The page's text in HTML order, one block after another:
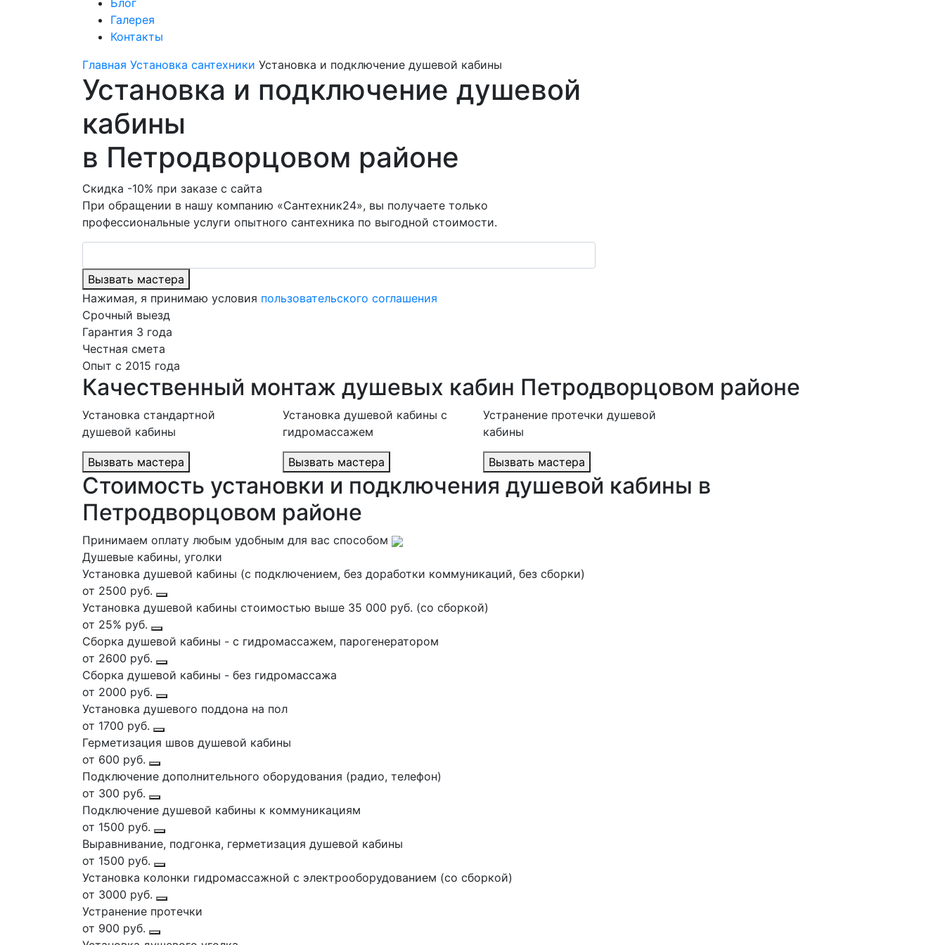
Блог
Галерея
Контакты
Главная Установка сантехники Установка и подключение душевой кабины
Установка и подключение душевой
кабины
в Петродворцовом районе
Скидка -10% при заказе с сайта
При обращении в нашу компанию «Сантехник24», вы получаете только
профессиональные услуги опытного сантехника по выгодной стоимости.
Вызвать мастера
Нажимая, я принимаю условия пользовательского соглашения
Срочный выезд
Гарантия 3 года
Честная смета
Опыт с 2015 года
Качественный монтаж душевых кабин Петродворцовом районе
Установка стандартной
душевой кабины
Вызвать мастера
Установка душевой кабины с
гидромассажем
Вызвать мастера
Устранение протечки душевой
кабины
Вызвать мастера
Стоимость установки и подключения душевой кабины в
Петродворцовом районе
Принимаем оплату любым удобным для вас способом
Душевые кабины, уголки
Установка душевой кабины (с подключением, без доработки коммуникаций, без сборки)
от 2500 руб.
Установка душевой кабины стоимостью выше 35 000 руб. (со сборкой)
от 25% руб.
Сборка душевой кабины - с гидромассажем, парогенератором
от 2600 руб.
Сборка душевой кабины - без гидромассажа
от 2000 руб.
Установка душевого поддона на пол
от 1700 руб.
Герметизация швов душевой кабины
от 600 руб.
Подключение дополнительного оборудования (радио, телефон)
от 300 руб.
Подключение душевой кабины к коммуникациям
от 1500 руб.
Выравнивание, подгонка, герметизация душевой кабины
от 1500 руб.
Установка колонки гидромассажной с электрооборудованием (со сборкой)
от 3000 руб.
Устранение протечки
от 900 руб.